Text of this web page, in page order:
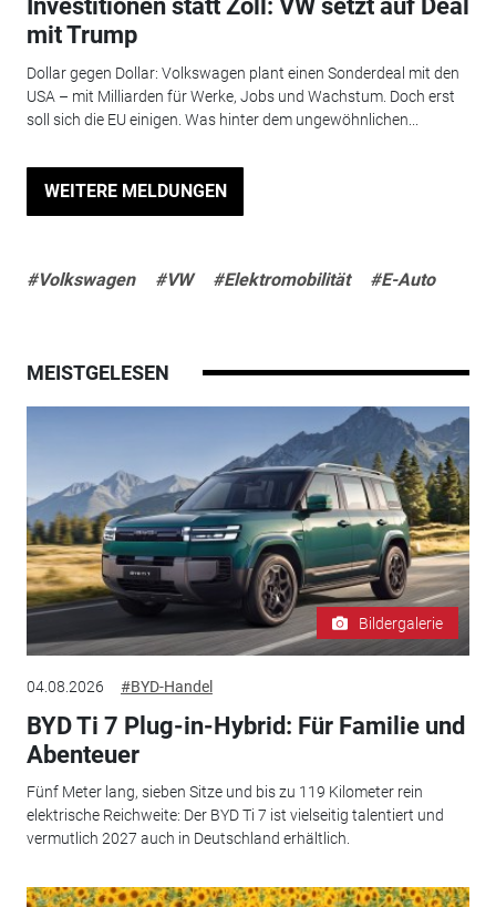
Investitionen statt Zoll: VW setzt auf Deal
mit Trump
Dollar gegen Dollar: Volkswagen plant einen Sonderdeal mit den
USA – mit Milliarden für Werke, Jobs und Wachstum. Doch erst
soll sich die EU einigen. Was hinter dem ungewöhnlichen...
WEITERE MELDUNGEN
#Volkswagen #VW #Elektromobilität #E-Auto
MEISTGELESEN
Bildergalerie
04.08.2026 #BYD-Handel
BYD Ti 7 Plug-in-Hybrid: Für Familie und
Abenteuer
Fünf Meter lang, sieben Sitze und bis zu 119 Kilometer rein
elektrische Reichweite: Der BYD Ti 7 ist vielseitig talentiert und
vermutlich 2027 auch in Deutschland erhältlich.